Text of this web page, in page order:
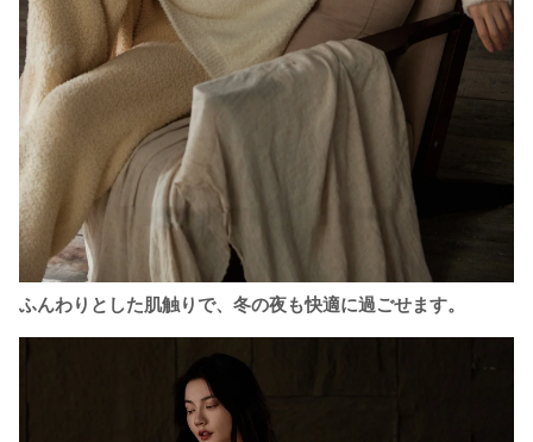
ふんわりとした肌触りで、冬の夜も快適に過ごせます。